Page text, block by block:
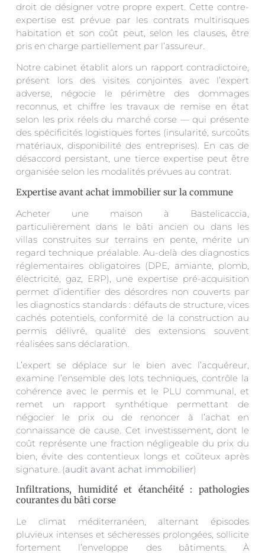
droit de désigner votre propre expert. Cette contre-
expertise est prévue par les contrats multirisques
habitation et son coût peut, selon les clauses, être
pris en charge partiellement par l’assureur.
Notre cabinet établit alors un rapport contradictoire,
présent lors des visites conjointes avec l’expert
adverse, négocie le périmètre des dommages
reconnus, et chiffre les travaux de remise en état
selon les prix réels du marché corse — qui présente
des spécificités logistiques fortes (insularité, surcoûts
matériaux, disponibilité des entreprises). En cas de
désaccord persistant, une tierce expertise peut être
organisée selon les modalités prévues au contrat.
Expertise avant achat immobilier sur la commune
Acheter une maison à Bastelicaccia,
particulièrement dans le bâti ancien ou dans les
villas construites sur terrains en pente, mérite un
regard technique préalable. Au-delà des diagnostics
réglementaires obligatoires (DPE, amiante, plomb,
électricité, gaz, ERP), une expertise pré-acquisition
permet d’identifier des désordres non couverts par
les diagnostics standards : défauts de structure, vices
cachés potentiels, conformité de la construction au
permis délivré, qualité des extensions souvent
réalisées sans déclaration.
L’expert se déplace sur le bien avec l’acquéreur,
examine l’ensemble des lots techniques, contrôle la
cohérence avec le permis et le PLU communal, et
remet un rapport synthétique permettant de
négocier le prix ou de renoncer à l’achat en
connaissance de cause. Cet investissement, dont le
coût représente une fraction négligeable du prix du
bien, évite des contentieux longs et coûteux après
signature. (audit avant achat immobilier)
Infiltrations, humidité et étanchéité : pathologies
courantes du bâti corse
Le climat méditerranéen, alternant épisodes
pluvieux intenses et sécheresses prolongées, sollicite
fortement l’enveloppe des bâtiments. À